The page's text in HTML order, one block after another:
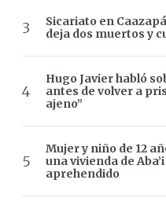
Sicariato en
deja dos muertos y
Hugo Javier habló
antes de volver a
ajeno”
Mujer y niño de 12
una vivienda de
aprehendido